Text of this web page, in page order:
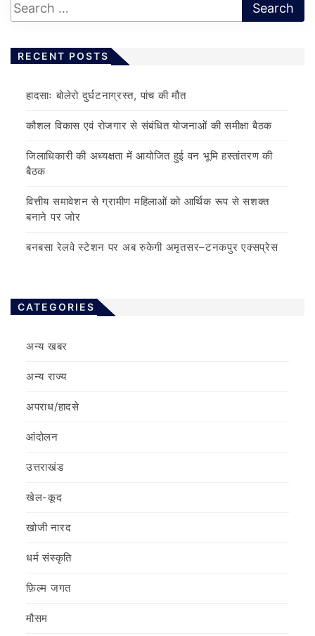
RECENT POSTS
हादसाः बोलेरो दुर्घटनाग्रस्त, पांच की मौत
कौशल विकास एवं रोजगार से संबंधित योजनाओं की समीक्षा बैठक
जिलाधिकारी की अध्यक्षता में आयोजित हुई वन भूमि हस्तांतरण की
बैठक
वित्तीय समावेशन से ग्रामीण महिलाओं को आर्थिक रूप से सशक्त
बनाने पर जोर
बनबसा रेलवे स्टेशन पर अब रुकेगी अमृतसर–टनकपुर एक्सप्रेस
CATEGORIES
अन्य खबर
अन्य राज्य
अपराध/हादसे
आंदोलन
उत्तराखंड
खेल-कूद
खोजी नारद
धर्म संस्कृति
फ़िल्‍म जगत
मौसम